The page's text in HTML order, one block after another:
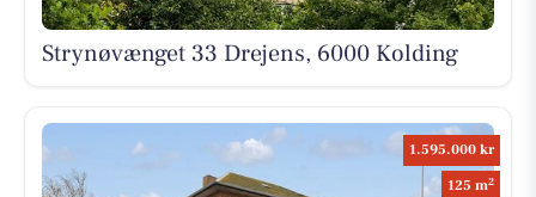
Strynøvænget 33 Drejens, 6000 Kolding
1.595.000 kr
125 m2